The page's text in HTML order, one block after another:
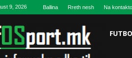
9, 2026 Ballina Rreth nesh Na